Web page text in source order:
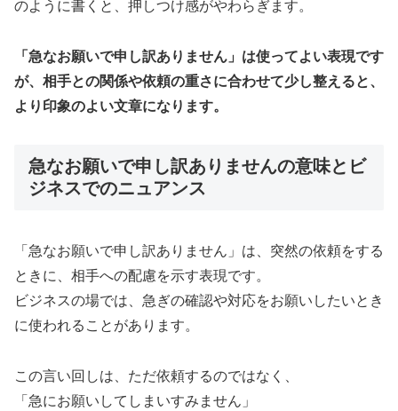
のように書くと、押しつけ感がやわらぎます。
「急なお願いで申し訳ありません」は使ってよい表現です
が、相手との関係や依頼の重さに合わせて少し整えると、
より印象のよい文章になります。
急なお願いで申し訳ありませんの意味とビ
ジネスでのニュアンス
「急なお願いで申し訳ありません」は、突然の依頼をする
ときに、相手への配慮を示す表現です。
ビジネスの場では、急ぎの確認や対応をお願いしたいとき
に使われることがあります。
この言い回しは、ただ依頼するのではなく、
「急にお願いしてしまいすみません」